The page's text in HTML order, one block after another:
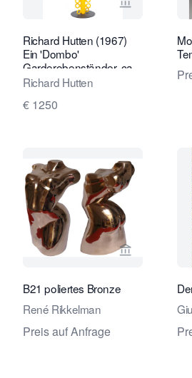
Richard Hutten (1967)
Ein 'Dombo'
Garderobenständer, ca.
2007
Richard Hutten
€ 1250
B21 poliertes Bronze
René Rikkelman
Preis auf Anfrage